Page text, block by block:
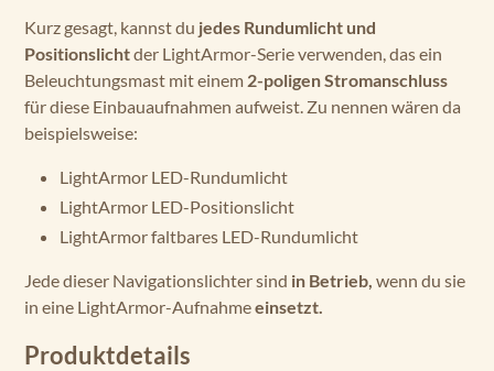
Kurz gesagt, kannst du jedes Rundumlicht und
Positionslichtder LightArmor-Serie verwenden, das ein
Beleuchtungsmast mit einem 2-poligen Stromanschluss
für diese Einbauaufnahmen aufweist. Zu nennen wären da
beispielsweise:
LightArmor LED-Rundumlicht
LightArmor LED-Positionslicht
LightArmor faltbares LED-Rundumlicht
Jede dieser Navigationslichter sind in Betrieb, wenn du sie
in eine LightArmor-Aufnahmeeinsetzt.
Produktdetails